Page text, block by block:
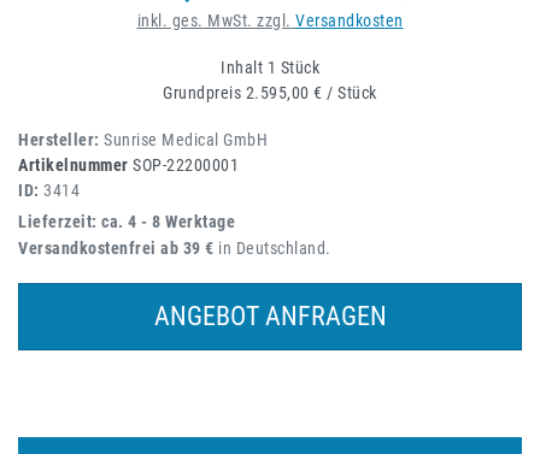
inkl. ges. MwSt. zzgl. Versandkosten
Inhalt 1 Stück
Grundpreis 2.595,00 € / Stück
Hersteller: Sunrise Medical GmbH
Artikelnummer SOP-22200001
ID: 3414
Lieferzeit: ca. 4 - 8 Werktage
Versandkostenfrei ab 39 € in Deutschland.
ANGEBOT ANFRAGEN